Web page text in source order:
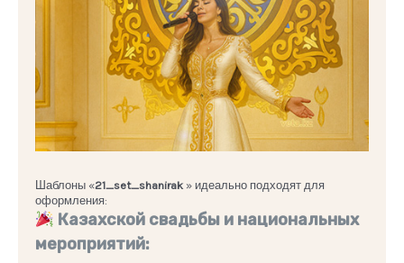
Шаблоны «21_set_shanirak » идеально подходят для
оформления:
Казахской свадьбы и национальных
мероприятий: